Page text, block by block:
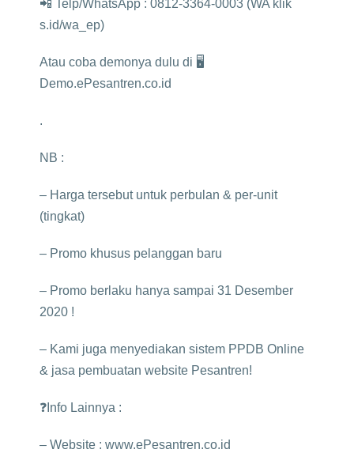
📲 Telp/WhatsApp : 0812-3364-0003 (WA klik
s.id/wa_ep)
Atau coba demonya dulu di 🖥️
Demo.ePesantren.co.id
.
NB :
– Harga tersebut untuk perbulan & per-unit
(tingkat)
– Promo khusus pelanggan baru
– Promo berlaku hanya sampai 31 Desember
2020 !
– Kami juga menyediakan sistem PPDB Online
& jasa pembuatan website Pesantren!
❓Info Lainnya :
– Website : www.ePesantren.co.id